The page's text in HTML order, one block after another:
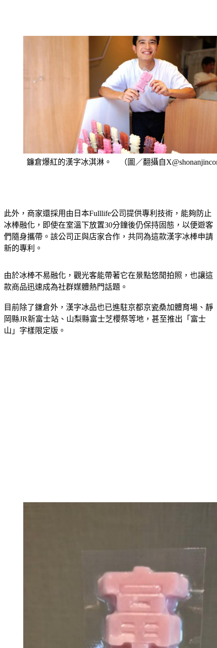
鐮倉爆紅的漢字冰淇淋。 （圖／翻攝自
此外，商家還採用由日本Fulllife公司提供專利技術，能夠防止
冰棒融化，即使在室溫下放置30分鐘後仍保持固態，以便遊客
們隨身攜帶。該公司正與店家合作，共同為這款漢字冰棒申請
新的專利。
由於冰棒不易融化，觀光客能帶著它在景點悠閒拍照，也讓這
款商品迅速成為社群媒體熱門話題。
目前除了鎌倉外，漢字冰品也已進駐京都京瓷桑加體育場、靜
岡縣JR新富士站、山梨縣富士芝櫻祭等地，甚至推出「富士
山」字樣限定版。